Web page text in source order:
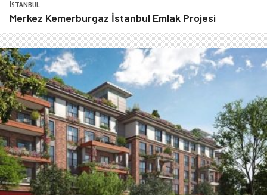
İSTANBUL
Merkez Kemerburgaz İstanbul Emlak Projesi